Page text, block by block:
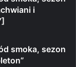
i
smoka, sezon